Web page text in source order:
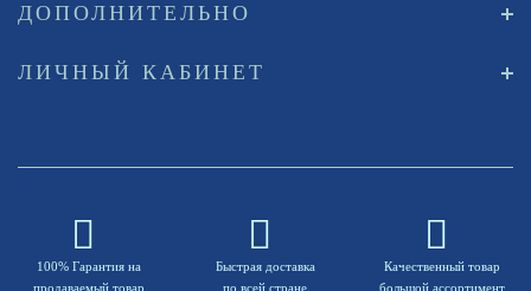
ДОПОЛНИТЕЛЬНО
ЛИЧНЫЙ КАБИНЕТ
100% Гарантия на
продаваемый товар
Быстрая доставка
по всей стране
Качественный товар
большой ассортимент